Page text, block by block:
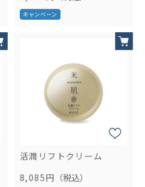
活潤リフトクリーム
8,085円 （税込）